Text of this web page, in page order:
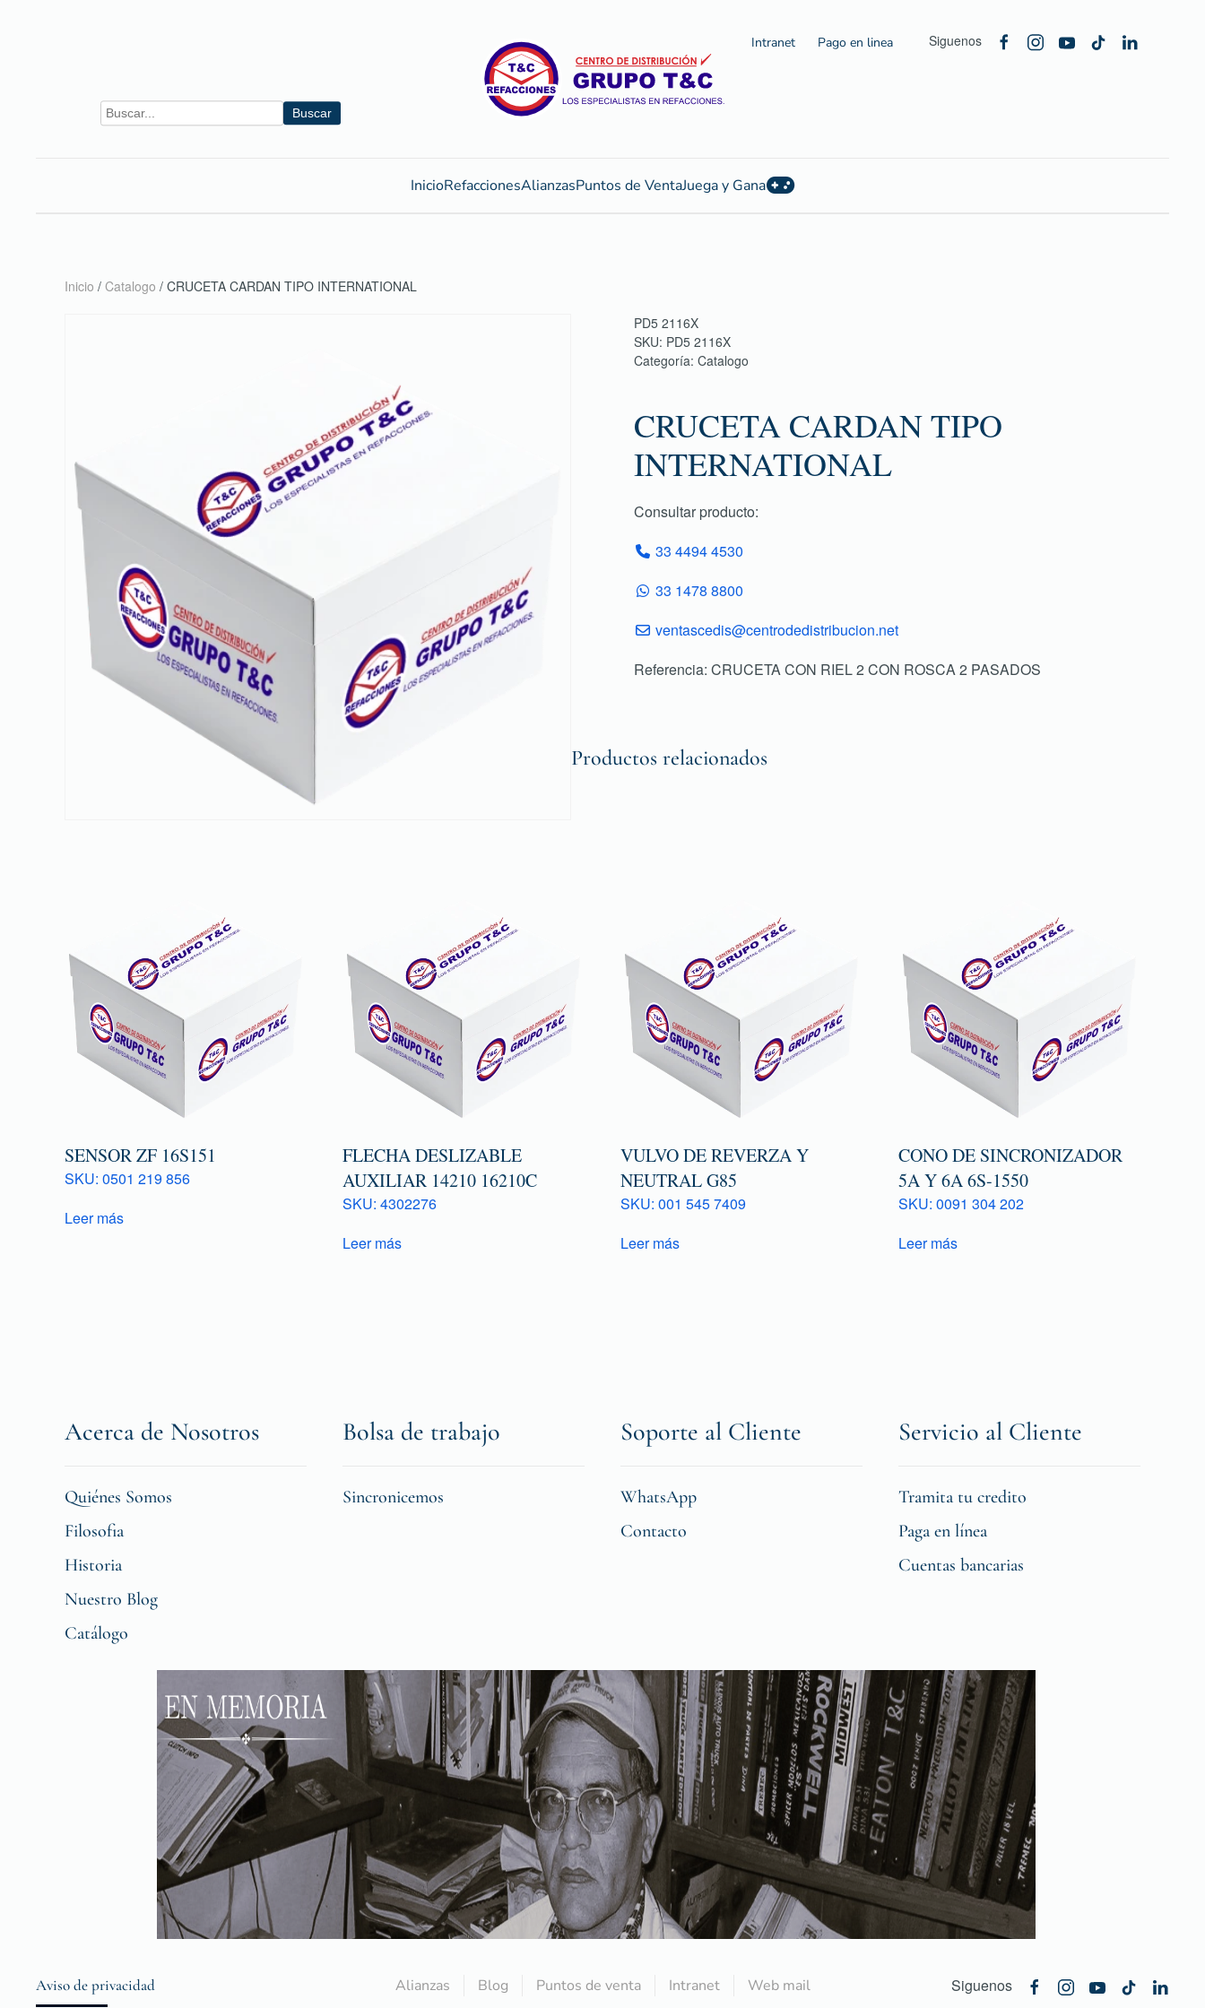
Buscar
Intranet Pago en linea Siguenos
InicioRefaccionesAlianzasPuntos de VentaJuega y Gana
Inicio / Catalogo / CRUCETA CARDAN TIPO INTERNATIONAL
PD5 2116X
SKU: PD5 2116X
Categoría: Catalogo
CRUCETA CARDAN TIPO
INTERNATIONAL
Consultar producto:
33 4494 4530
33 1478 8800
ventascedis@centrodedistribucion.net
Referencia: CRUCETA CON RIEL 2 CON ROSCA 2 PASADOS
Productos relacionados
SENSOR ZF 16S151
SKU: 0501 219 856
Leer más
FLECHA DESLIZABLE
AUXILIAR 14210 16210C
SKU: 4302276
Leer más
VULVO DE REVERZA Y
NEUTRAL G85
SKU: 001 545 7409
Leer más
CONO DE SINCRONIZADOR
5A Y 6A 6S-1550
SKU: 0091 304 202
Leer más
Acerca de Nosotros
Quiénes Somos
Filosofia
Historia
Nuestro Blog
Catálogo
Bolsa de trabajo
Sincronicemos
Soporte al Cliente
WhatsApp
Contacto
Servicio al Cliente
Tramita tu credito
Paga en línea
Cuentas bancarias
Aviso de privacidad Alianzas Blog Puntos de venta Intranet Web mail Siguenos